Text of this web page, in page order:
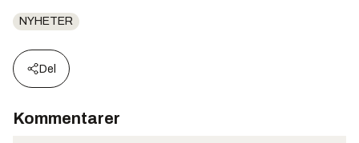
NYHETER
Del
Kommentarer